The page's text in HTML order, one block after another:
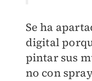
Se ha
digital
pintar sus
no con